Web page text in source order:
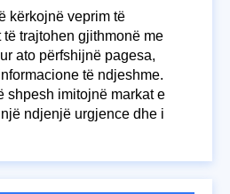
kërkojnë veprim të
trajtohen gjithmonë me
ato përfshijnë pagesa,
të ndjeshme.
shpesh imitojnë markat e
ndjenjë urgjence dhe i